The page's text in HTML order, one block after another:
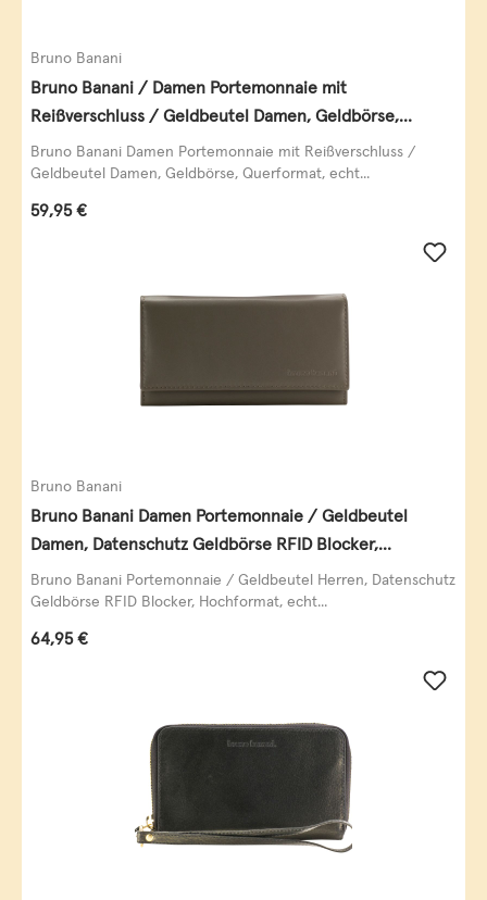
Bruno Banani
Bruno Banani / Damen Portemonnaie mit
Reißverschluss / Geldbeutel Damen, Geldbörse,
Querformat, echt Leder, black/white/red
Bruno Banani Damen Portemonnaie mit Reißverschluss /
Geldbeutel Damen, Geldbörse, Querformat, echt...
Regulärer Preis:
59,95 €
Bruno Banani
Bruno Banani Damen Portemonnaie / Geldbeutel
Damen, Datenschutz Geldbörse RFID Blocker,
Querformat, echt Leder, taupe
Bruno Banani Portemonnaie / Geldbeutel Herren, Datenschutz
Geldbörse RFID Blocker, Hochformat, echt...
Regulärer Preis:
64,95 €